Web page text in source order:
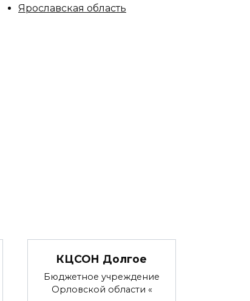
Ярославская область
КЦСОН Долгое
Бюджетное учреждение
Орловской области «